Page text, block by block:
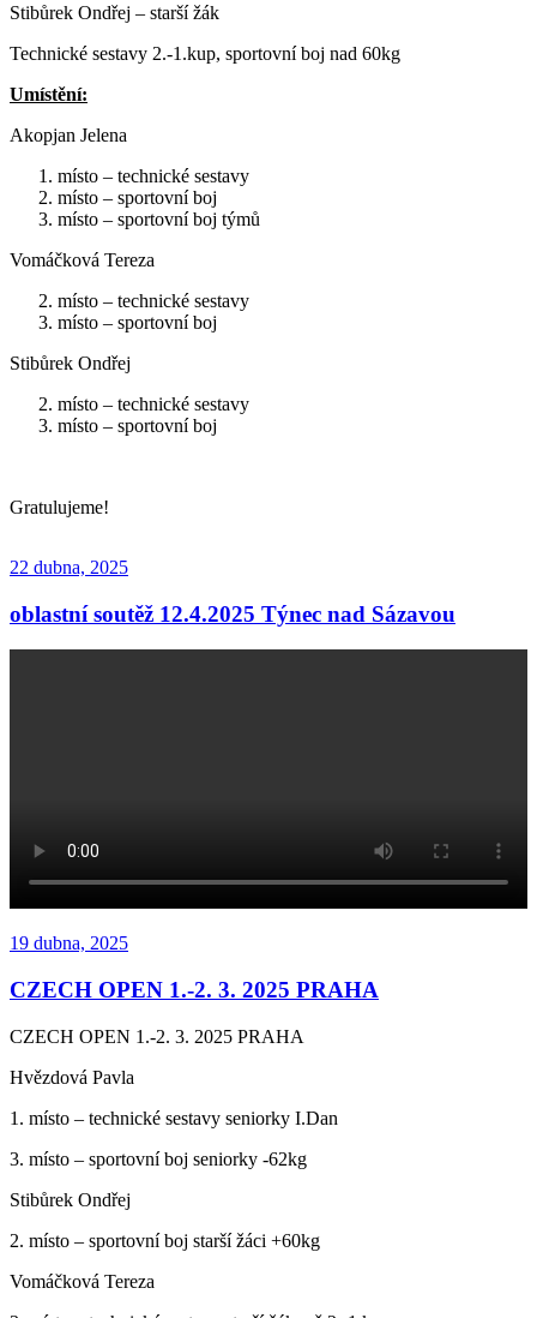
Stibůrek Ondřej – starší žák
Technické sestavy 2.-1.kup, sportovní boj nad 60kg
Umístění:
Akopjan Jelena
místo – technické sestavy
místo – sportovní boj
místo – sportovní boj týmů
Vomáčková Tereza
místo – technické sestavy
místo – sportovní boj
Stibůrek Ondřej
místo – technické sestavy
místo – sportovní boj
Gratulujeme!
Publikováno
22 dubna, 2025
oblastní soutěž 12.4.2025 Týnec nad Sázavou
Publikováno
19 dubna, 2025
CZECH OPEN 1.-2. 3. 2025 PRAHA
CZECH OPEN 1.-2. 3. 2025 PRAHA
Hvězdová Pavla
1. místo – technické sestavy seniorky I.Dan
3. místo – sportovní boj seniorky -62kg
Stibůrek Ondřej
2. místo – sportovní boj starší žáci +60kg
Vomáčková Tereza